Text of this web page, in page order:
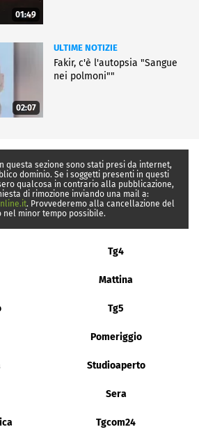
01:49
02:07
ULTIME NOTIZIE
Fakir, c'è l'autopsia "Sangue
nei polmoni""
questa sezione sono stati presi da internet,
dominio. Se i soggetti presenti in questi
qualcosa in contrario alla pubblicazione,
di rimozione inviando una mail a:
. Provvederemo alla cancellazione del
nel minor tempo possibile.
Tg4
Mattina
Tg5
Pomeriggio
Studioaperto
Sera
Tgcom24